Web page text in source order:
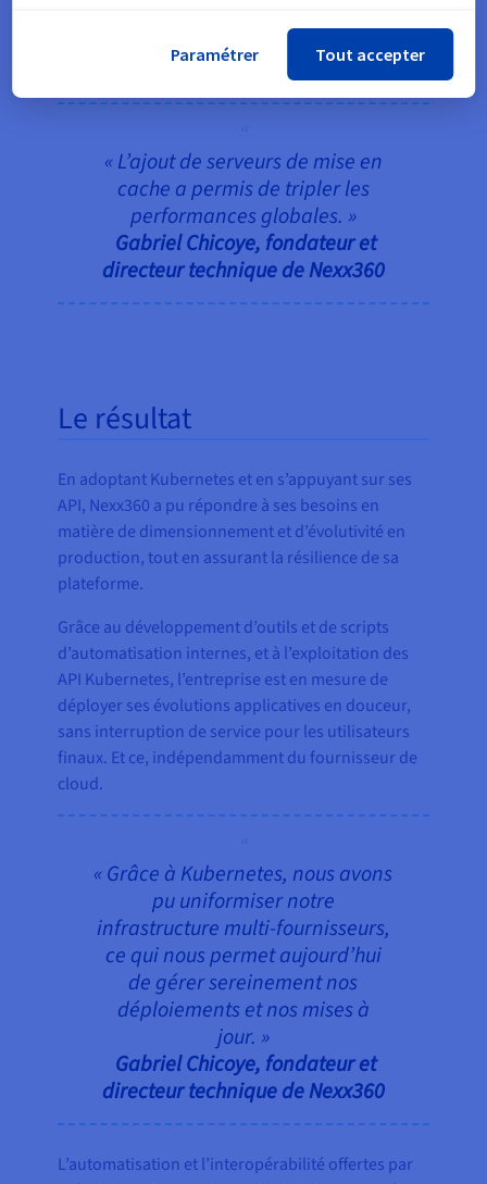
de requêtes, y compris les plus complexes ou
« L’ajout de serveurs de mise en
cache a permis de tripler les
performances globales. »
Gabriel Chicoye, fondateur et
directeur technique de Nexx360
Le résultat
En adoptant Kubernetes et en s’appuyant sur ses
API, Nexx360 a pu répondre à ses besoins en
matière de dimensionnement et d’évolutivité en
production, tout en assurant la résilience de sa
plateforme.
Grâce au développement d’outils et de scripts
d’automatisation internes, et à l’exploitation des
API Kubernetes, l’entreprise est en mesure de
déployer ses évolutions applicatives en douceur,
sans interruption de service pour les utilisateurs
finaux. Et ce, indépendamment du fournisseur de
cloud.
« Grâce à Kubernetes, nous avons
pu uniformiser notre
infrastructure multi-fournisseurs,
ce qui nous permet aujourd’hui
de gérer sereinement nos
déploiements et nos mises à
jour. »
Gabriel Chicoye, fondateur et
directeur technique de Nexx360
L’automatisation et l’interopérabilité offertes par
Paramétrer Tout accepter